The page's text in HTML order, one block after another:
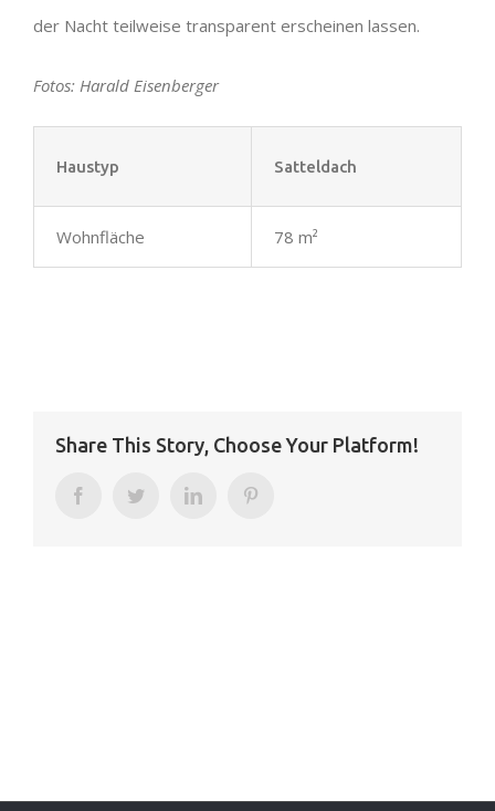
der Nacht teilweise transparent erscheinen lassen.
Fotos: Harald Eisenberger
Haustyp Satteldach
Wohnfläche 78 m²
Share This Story, Choose Your Platform!
Facebook Twitter LinkedIn